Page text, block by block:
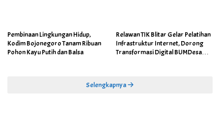
Pembinaan Lingkungan Hidup,
Kodim Bojonegoro Tanam Ribuan
Pohon Kayu Putih dan Balsa
Relawan TIK Blitar Gelar Pelatihan
Infrastruktur Internet, Dorong
Transformasi Digital BUMDesa
Selengkapnya